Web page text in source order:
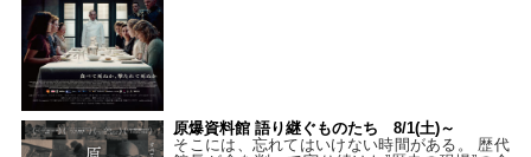
原爆資料館 語り継ぐものたち 8/1(土)～
そこには、忘れてはいけない時間がある。 歴代